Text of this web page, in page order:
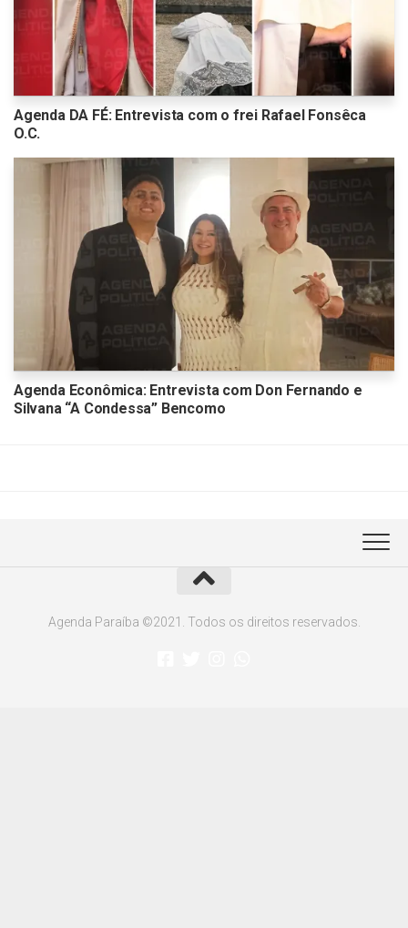
Agenda DA FÉ: Entrevista com o frei Rafael Fonsêca
O.C.
Agenda Econômica: Entrevista com Don Fernando e
Silvana “A Condessa” Bencomo
Agenda Paraíba ©2021. Todos os direitos reservados.